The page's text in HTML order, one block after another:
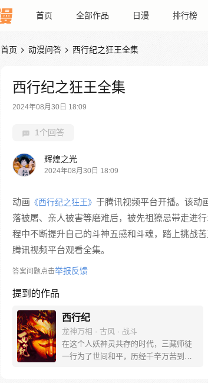
首页 全部作品 日漫 排行榜
首页  动漫问答  西行纪之狂王全集
西行纪之狂王全集
2024年08月30日 18:09
1个回答
辉煌之光
2024年08月30日 18:09
动画 《西行纪之狂王》 于腾讯视频平台开播。该动
落被屠、亲人被害等磨难后，被先祖獠忌带走进
程中不断提升自己的斗神五感和斗魂，踏上挑战
腾讯视频平台观看全集。
答案问题点击举报反馈
提到的作品
西行纪
龙神万相 · 古风 · 战斗
在这个人妖神灵共存的时代，三藏师徒
一行为了世间和平，历经千辛万苦到达